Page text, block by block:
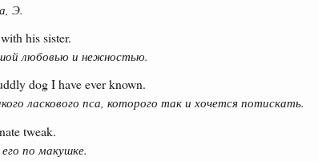
Э.
his sister.
любовью и нежностью.
dog I have ever known.
ласкового пса, которого так и хочется потискать.
tweak.
по макушке.